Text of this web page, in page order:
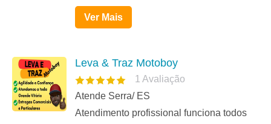
Ver Mais
Leva & Traz Motoboy
1 Avaliação
Atende Serra/ ES
Atendimento profissional funciona todos